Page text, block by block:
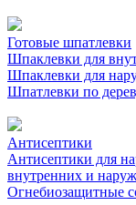
Готовые шпатлевки
Шпаклевки для
Шпаклевки для
Шпатлевки по
Антисептики
Антисептики для
внутренних и
Огнебиозащитные